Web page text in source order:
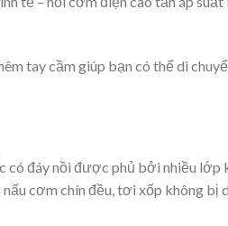
tay cầm giúp bạn có thể di
có đáy nồi được phủ bởi nhiều
cơm chín đều, tơi xốp không bị